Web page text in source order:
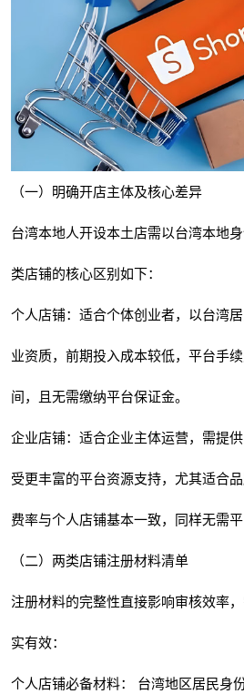
（一）明确开店主体及核心差异
台湾本地人开设本土店需以台湾本地
类店铺的核心区别如下：
个人店铺：适合个体创业者，以台湾
业资质，前期投入成本较低，平台手
间，且无需缴纳平台保证金。
企业店铺：适合企业主体运营，需提
受更丰富的平台资源支持，尤其适合
费率与个人店铺基本一致，同样无需平
（二）两类店铺注册材料清单
注册材料的完整性直接影响审核效率
实有效：
个人店铺必备材料： 台湾地区居民身